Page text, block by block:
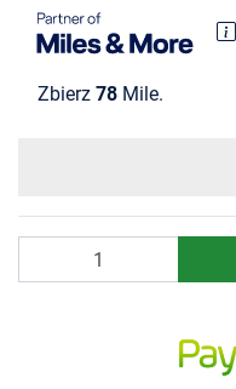
Zbierz 78 Mile.